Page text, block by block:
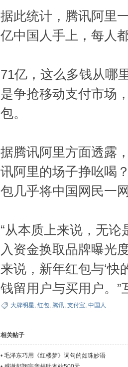
据此统计，腾讯阿里
亿中国人手上，每人
71亿，这么多钱从哪
是争抢移动支付市场
包。
据腾讯阿里方面透露
讯阿里的场子挣吆喝
包几乎将中国网民一
“从本质上来说，无
入资金换取品牌曝光
来说，新年红包与‘快
钱留用户与买用户。
大牌明星, 红包, 腾讯, 支付宝, 中国人
相关帖子
• 毛泽东巧用《红楼梦》词句的如珠妙语